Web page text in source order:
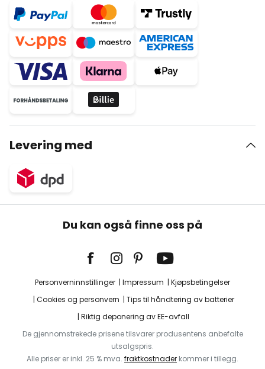
Levering med
Du kan også finne oss på
Personverninnstillinger Impressum
Kjøpsbetingelser
Cookies og personvern
Tips til håndtering av batterier
Riktig deponering av EE-avfall
De gjennomstrekede prisene tilsvarer produsentens anbefalte
utsalgspris.
Alle priser er inkl. 25 % mva. fraktkostnader kommer i tillegg.